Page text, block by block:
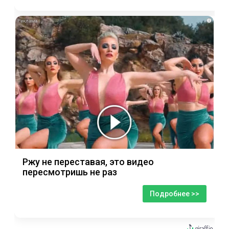
i
Ржу не переставая, это видео
пересмотришь не раз
Подробнее >>